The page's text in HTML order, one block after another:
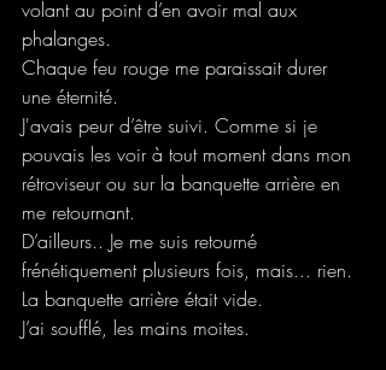
volant au point d’en avoir mal aux
phalanges.
Chaque feu rouge me paraissait durer
une éternité.
J'avais peur d’être suivi. Comme si je
pouvais les voir à tout moment dans mon
rétroviseur ou sur la banquette arrière en
me retournant.
D’ailleurs.. Je me suis retourné
frénétiquement plusieurs fois, mais... rien.
La banquette arrière était vide.
J’ai soufflé, les mains moites.